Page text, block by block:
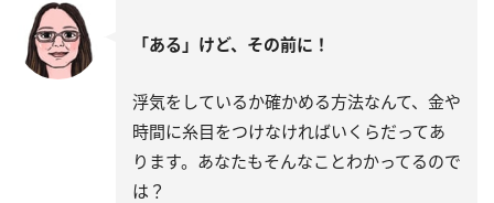
「ある」けど、その前に！
浮気をしているか確かめる方法なんて、金や
時間に糸目をつけなければいくらだってあ
ります。あなたもそんなことわかってるので
は？